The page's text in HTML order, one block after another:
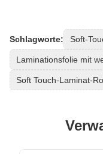
Schlagworte: Soft-
Laminationsfolie mit
Soft Touch-Laminat-